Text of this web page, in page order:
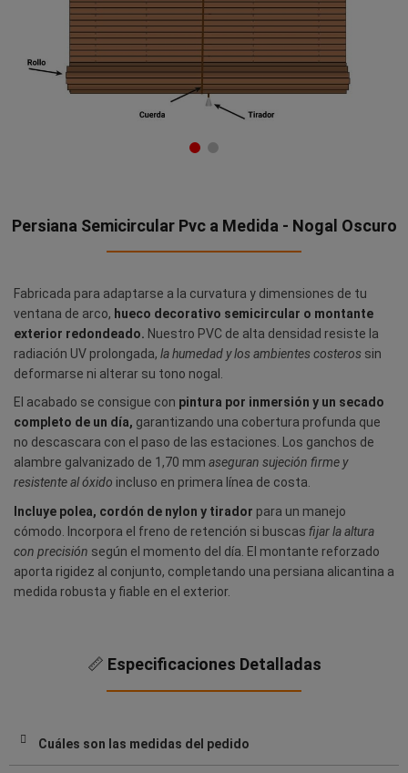
Persiana Semicircular Pvc a Medida - Nogal Oscuro
Fabricada para adaptarse a la curvatura y dimensiones de tu
ventana de arco, hueco decorativo semicircular o montante
exterior redondeado. Nuestro PVC de alta densidad resiste la
radiación UV prolongada, la humedad y los ambientes costeros sin
deformarse ni alterar su tono nogal.
El acabado se consigue con pintura por inmersión y un secado
completo de un día, garantizando una cobertura profunda que
no descascara con el paso de las estaciones. Los ganchos de
alambre galvanizado de 1,70 mm aseguran sujeción firme y
resistente al óxido incluso en primera línea de costa.
Incluye polea, cordón de nylon y tirador para un manejo
cómodo. Incorpora el freno de retención si buscas fijar la altura
con precisión según el momento del día. El montante reforzado
aporta rigidez al conjunto, completando una persiana alicantina a
medida robusta y fiable en el exterior.
📏 Especificaciones Detalladas
Cuáles son las medidas del pedido